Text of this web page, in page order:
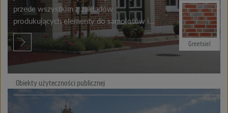
przede wszystkim z zakładów
produkujących elementy do samolotów i...
Greetsiel
Obiekty użyteczności publicznej